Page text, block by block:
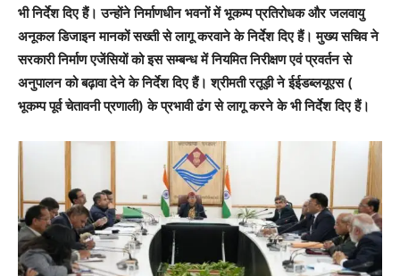
भी निर्देश दिए हैं। उन्होंने निर्माणधीन भवनों में भूकम्प प्रतिरोधक और जलवायु
अनूकल डिजाइन मानकों सख्ती से लागू करवाने के निर्देश दिए हैं। मुख्य सचिव ने
सरकारी निर्माण एजेंसियों को इस सम्बन्ध में नियमित निरीक्षण एवं प्रवर्तन से
अनुपालन को बढ़ावा देने के निर्देश दिए हैं। श्रीमती रतूड़ी ने ईईडब्लयूएस (
भूकम्प पूर्व चेतावनी प्रणाली) के प्रभावी ढंग से लागू करने के भी निर्देश दिए हैं।